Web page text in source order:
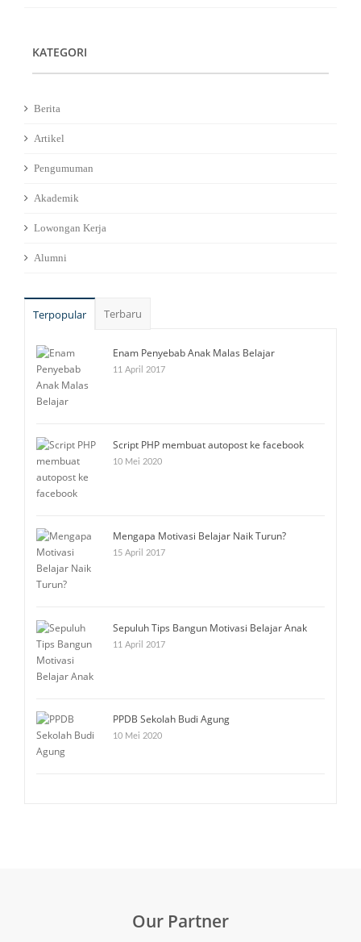
KATEGORI
Berita
Artikel
Pengumuman
Akademik
Lowongan Kerja
Alumni
Terpopular Terbaru
Enam Penyebab Anak Malas Belajar
11 April 2017
Script PHP membuat autopost ke facebook
10 Mei 2020
Mengapa Motivasi Belajar Naik Turun?
15 April 2017
Sepuluh Tips Bangun Motivasi Belajar Anak
11 April 2017
PPDB Sekolah Budi Agung
10 Mei 2020
Our Partner